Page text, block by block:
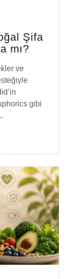
mı?
ve
gibi